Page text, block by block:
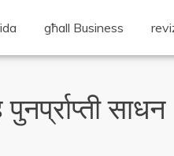
għall Business
साधन